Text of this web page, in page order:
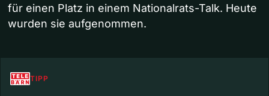
für einen Platz in einem Nationalrats-Talk. Heute
wurden sie aufgenommen.
TIPP